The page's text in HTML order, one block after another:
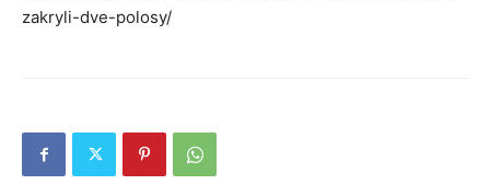
zakryli-dve-polosy/